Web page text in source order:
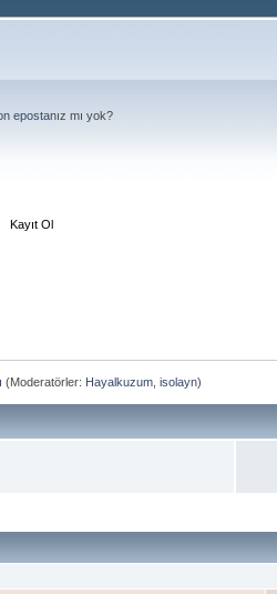
epostanız mı yok?
Kayıt Ol
(Moderatörler: Hayalkuzum, isolayn)